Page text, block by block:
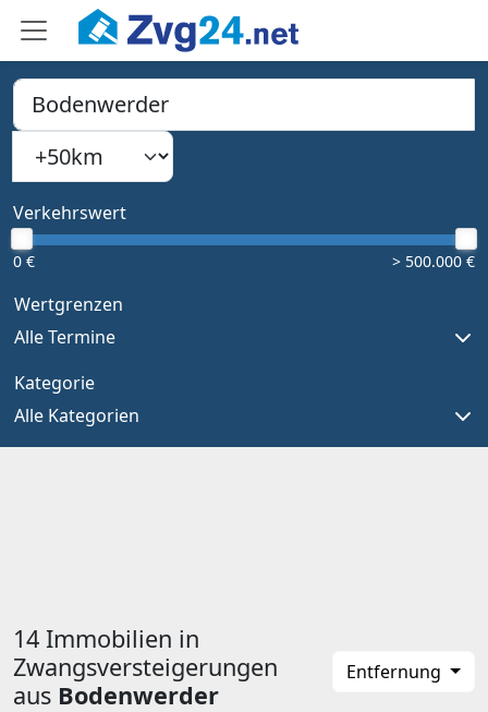
PLZ, Ort oder Bundesland
Type 1 or more characters for results.
Suchradius
Verkehrswert
0 € > 500.000 €
Wertgrenzen
Alle Termine
Kategorie
Alle Kategorien
14 Immobilien in
Zwangsversteigerungen
aus Bodenwerder
Entfernung